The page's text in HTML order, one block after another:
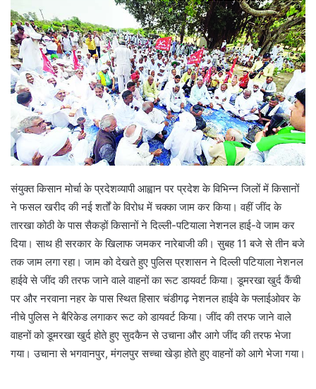
n
e
m
a
i
l
संयुक्त किसान मोर्चा के प्रदेशव्यापी आह्वान पर प्रदेश के विभिन्न जिलों में किसानों
ने फसल खरीद की नई शर्तों के विरोध में चक्का जाम कर किया। वहीं जींद के
तारखा कोठी के पास सैकड़ों किसानों ने दिल्ली-पटियाला नेशनल हाई-वे जाम कर
दिया। साथ ही सरकार के खिलाफ जमकर नारेबाजी की। सुबह 11 बजे से तीन बजे
तक जाम लगा रहा। जाम को देखते हुए पुलिस प्रशासन ने दिल्ली पटियाला नेशनल
हाईवे से जींद की तरफ जाने वाले वाहनों का रूट डायवर्ट किया। डूमरखा खुर्द कैंची
पर और नरवाना नहर के पास स्थित हिसार चंडीगढ़ नेशनल हाईवे के फ्लाईओवर के
नीचे पुलिस ने बैरिकेड लगाकर रूट को डायवर्ट किया। जींद की तरफ जाने वाले
वाहनों को डूमरखा खुर्द होते हुए सुदकैन से उचाना और आगे जींद की तरफ भेजा
गया। उचाना से भगवानपुर, मंगलपुर सच्चा खेड़ा होते हुए वाहनों को आगे भेजा गया।